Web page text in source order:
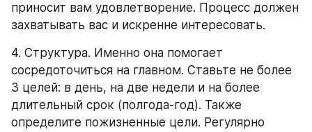
приносит вам удовлетворение. Процесс должен
захватывать вас и искренне интересовать.
4. Структура. Именно она помогает
сосредоточиться на главном. Ставьте не более
3 целей: в день, на две недели и на более
длительный срок (полгода-год). Также
определите пожизненные цели. Регулярно